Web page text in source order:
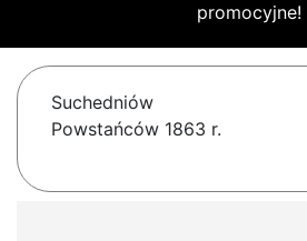
promocyjne!
Suchedniów
Powstańców 1863 r.